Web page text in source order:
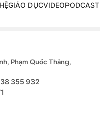
GIÁO DỤCVIDEOPODCAST
Phạm Quốc Thắng,
355 932